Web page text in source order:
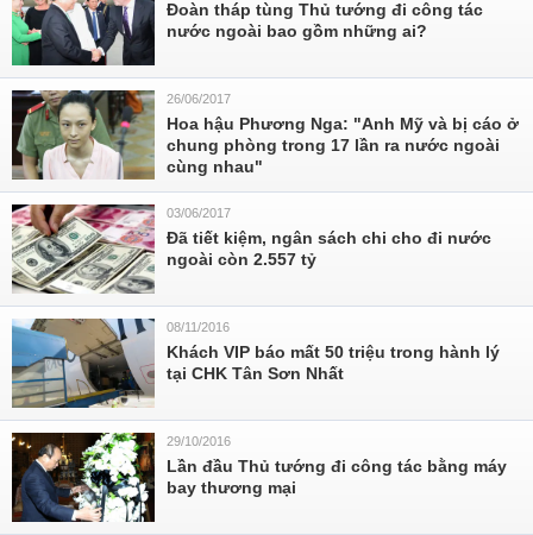
Đoàn tháp tùng Thủ tướng đi công tác
nước ngoài bao gồm những ai?
26/06/2017
Hoa hậu Phương Nga: "Anh Mỹ và bị cáo ở
chung phòng trong 17 lần ra nước ngoài
cùng nhau"
03/06/2017
Đã tiết kiệm, ngân sách chi cho đi nước
ngoài còn 2.557 tỷ
08/11/2016
Khách VIP báo mất 50 triệu trong hành lý
tại CHK Tân Sơn Nhất
29/10/2016
Lần đầu Thủ tướng đi công tác bằng máy
bay thương mại